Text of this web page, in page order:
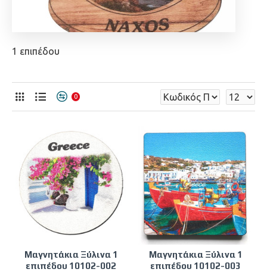
1 επιπέδου
0
Μαγνητάκια Ξύλινα 1
επιπέδου 10102-002
Μαγνητάκια Ξύλινα 1
επιπέδου 10102-003